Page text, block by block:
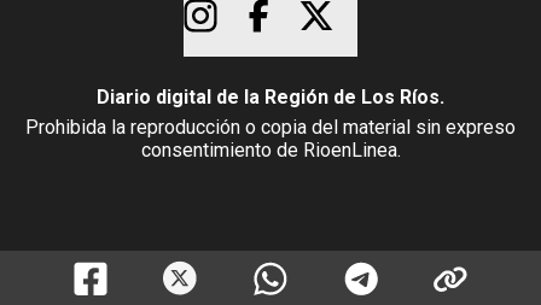
Diario digital de la Región de Los Ríos.
Prohibida la reproducción o copia del material sin expreso
consentimiento de RioenLinea.